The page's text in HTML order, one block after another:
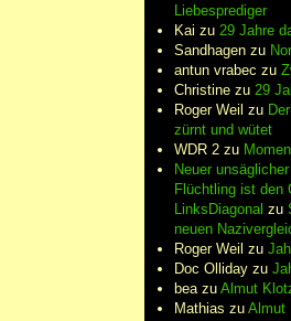
Liebesprediger
Kai zu 29 Jahre
Sandhagenzu
antun vrabec zu
Christinezu 29
Roger Weil zu
zürnt und wütet
WDR 2zu
Neuer
Flüchtling ist den
LinksDiagonal zu
neuen
Roger Weil zu
Doc Ollidayzu
beazu Almut
Mathias zu Almut